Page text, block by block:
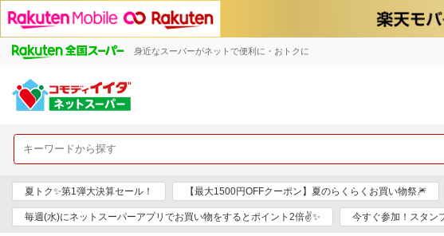
身近なスーパーがネットで便利に・おトクに
夏トク✨第1弾大決算セール！ 【最大1500円OFFクーポン】夏のらくらくお買い物祭🎆
毎週(水)にネットスーパーアプリでお買い物をするとポイント2倍✌✨ 今すぐ参加！スタン